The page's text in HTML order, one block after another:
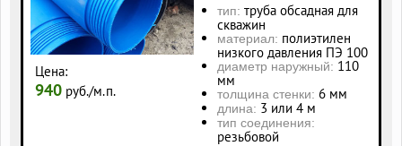
Цена:
940 руб./м.п.
тип: труба обсадная для
скважин
материал: полиэтилен
низкого давления ПЭ 100
диаметр наружный: 110
мм
толщина стенки: 6 мм
длина: 3 или 4 м
тип соединения:
резьбовой